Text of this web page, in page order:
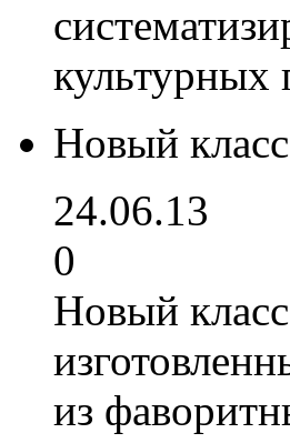
культурных
Новый
24.06.13
0
Новый
из